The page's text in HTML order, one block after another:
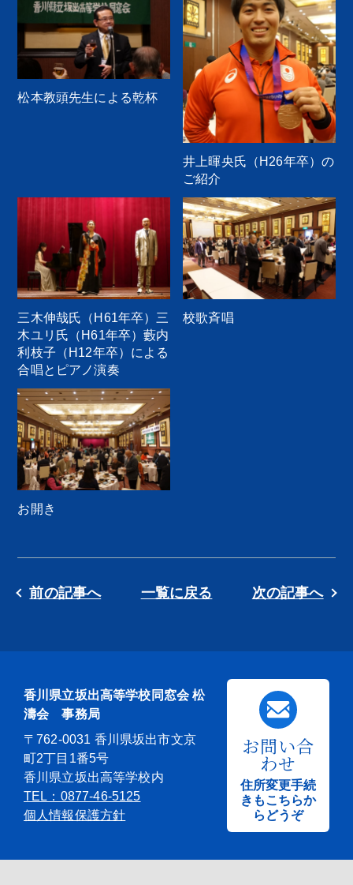
松本教頭先生による乾杯
井上暉央氏（H26年卒）の
ご紹介
三木伸哉氏（H61年卒）三
木ユリ氏（H61年卒）藪内
利枝子（H12年卒）による
合唱とピアノ演奏
校歌斉唱
お開き
前の記事へ 一覧に戻る 次の記事へ
香川県立坂出高等学校同窓会 松
濤会 事務局
〒762-0031 香川県坂出市文京
町2丁目1番5号
香川県立坂出高等学校内
TEL：0877-46-5125
個人情報保護方針
お問い合
わせ
住所変更手続
きもこちらか
らどうぞ